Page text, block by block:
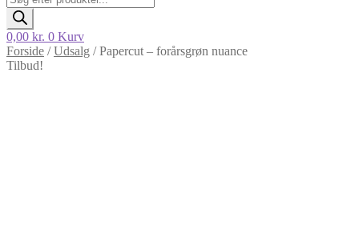
search
0,00 kr. 0 Kurv
Forside /Udsalg /Papercut – forårsgrøn nuance
Tilbud!